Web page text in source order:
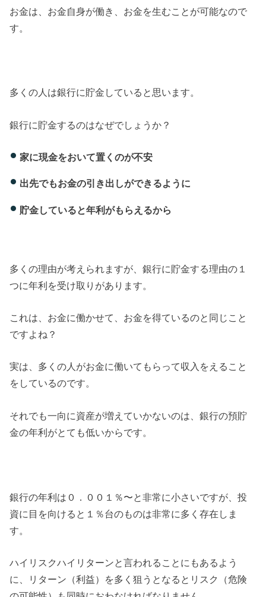
お金は、お金自身が働き、お金を生むことが可能なので
す。
多くの人は銀行に貯金していると思います。
銀行に貯金するのはなぜでしょうか？
家に現金をおいて置くのが不安
出先でもお金の引き出しができるように
貯金していると年利がもらえるから
多くの理由が考えられますが、銀行に貯金する理由の１
つに年利を受け取りがあります。
これは、お金に働かせて、お金を得ているのと同じこと
ですよね？
実は、多くの人がお金に働いてもらって収入をえること
をしているのです。
それでも一向に資産が増えていかないのは、銀行の預貯
金の年利がとても低いからです。
銀行の年利は０．００１％〜と非常に小さいですが、投
資に目を向けると１％台のものは非常に多く存在しま
す。
ハイリスクハイリターンと言われることにもあるよう
に、リターン（利益）を多く狙うとなるとリスク（危険